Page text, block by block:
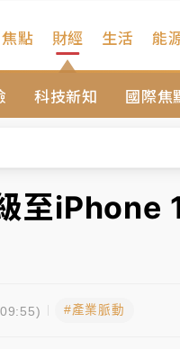
焦點 財經
科技新知 國際焦
生活 能
水門周邊紅黃線停車
法 郭台銘、蔡英文成關
件事
至
#產業脈動